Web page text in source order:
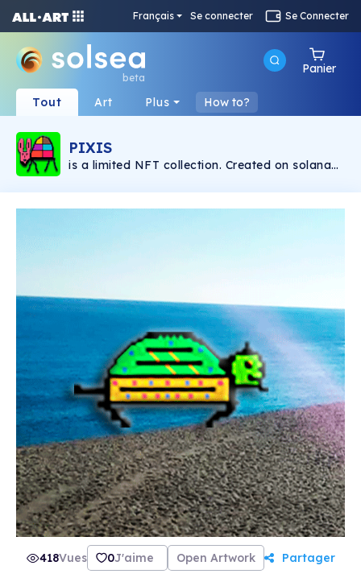
Français Se connecter Se Connecter
beta
Panier
Tout Art Plus How to?
PIXIS
is a limited NFT collection. Created on solana
Ballester.
418Vues 0J'aime Open Artwork Partager